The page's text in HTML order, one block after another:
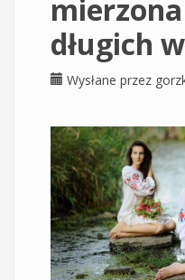
długich
Wysłane przez